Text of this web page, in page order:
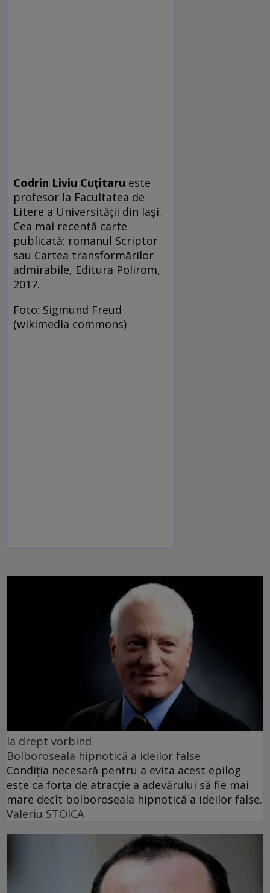
Codrin Liviu Cuțitaru este
profesor la Facultatea de
Litere a Universității din Iași.
Cea mai recentă carte
publicată: romanul Scriptor
sau Cartea transformărilor
admirabile, Editura Polirom,
2017.
Foto: Sigmund Freud
(wikimedia commons)
la drept vorbind
Bolboroseala hipnotică a ideilor false
Condiția necesară pentru a evita acest epilog
este ca forța de atracție a adevărului să fie mai
mare decît bolboroseala hipnotică a ideilor false.
Valeriu STOICA